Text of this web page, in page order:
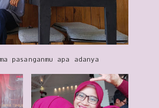
pasanganmu apa adanya